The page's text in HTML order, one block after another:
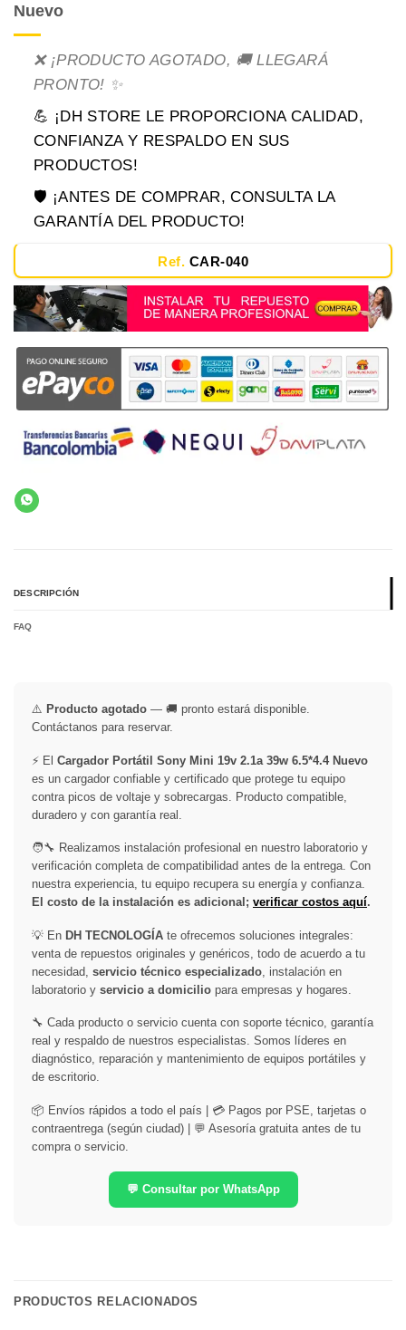
Nuevo
❌ ¡PRODUCTO AGOTADO, 🚚 LLEGARÁ
PRONTO! ✨
💪 ¡DH STORE LE PROPORCIONA CALIDAD,
CONFIANZA Y RESPALDO EN SUS
PRODUCTOS!
🛡️ ¡ANTES DE COMPRAR, CONSULTA LA
GARANTÍA DEL PRODUCTO!
Ref. CAR-040
DESCRIPCIÓN
FAQ
⚠️ Producto agotado — 🚚 pronto estará disponible.
Contáctanos para reservar.
⚡ El Cargador Portátil Sony Mini 19v 2.1a 39w 6.5*4.4 Nuevo
es un cargador confiable y certificado que protege tu equipo
contra picos de voltaje y sobrecargas. Producto compatible,
duradero y con garantía real.
🧑‍🔧 Realizamos instalación profesional en nuestro laboratorio y
verificación completa de compatibilidad antes de la entrega. Con
nuestra experiencia, tu equipo recupera su energía y confianza.
El costo de la instalación es adicional; verificar costos aquí.
💡 En DH TECNOLOGÍA te ofrecemos soluciones integrales:
venta de repuestos originales y genéricos, todo de acuerdo a tu
necesidad, servicio técnico especializado , instalación en
laboratorio y servicio a domicilio para empresas y hogares.
🔧 Cada producto o servicio cuenta con soporte técnico, garantía
real y respaldo de nuestros especialistas. Somos líderes en
diagnóstico, reparación y mantenimiento de equipos portátiles y
de escritorio.
📦 Envíos rápidos a todo el país | 💳 Pagos por PSE, tarjetas o
contraentrega (según ciudad) | 💬 Asesoría gratuita antes de tu
compra o servicio.
💬 Consultar por WhatsApp
PRODUCTOS RELACIONADOS